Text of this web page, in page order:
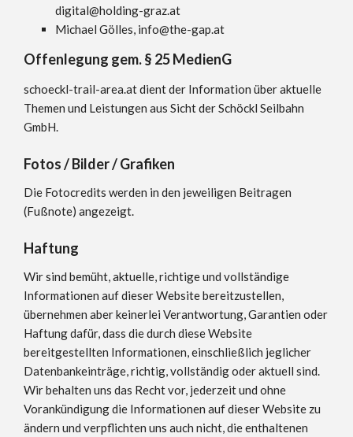
digital@holding-graz.at
Michael Gölles, info@the-gap.at
Offenlegung gem. § 25 MedienG
schoeckl-trail-area.at dient der Information über aktuelle
Themen und Leistungen aus Sicht der Schöckl Seilbahn
GmbH.
Fotos / Bilder / Grafiken
Die Fotocredits werden in den jeweiligen Beitragen
(Fußnote) angezeigt.
Haftung
Wir sind bemüht, aktuelle, richtige und vollständige
Informationen auf dieser Website bereitzustellen,
übernehmen aber keinerlei Verantwortung, Garantien oder
Haftung dafür, dass die durch diese Website
bereitgestellten Informationen, einschließlich jeglicher
Datenbankeinträge, richtig, vollständig oder aktuell sind.
Wir behalten uns das Recht vor, jederzeit und ohne
Vorankündigung die Informationen auf dieser Website zu
ändern und verpflichten uns auch nicht, die enthaltenen